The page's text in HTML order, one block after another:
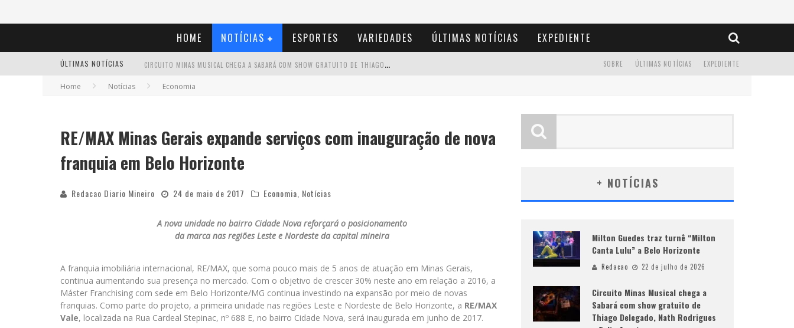
HOME NOTÍCIAS ESPORTES VARIEDADES ÚLTIMAS NOTÍCIAS EXPEDIENTE
ÚLTIMAS NOTÍCIAS C
IRCUITO MINAS MUSICAL CHEGA A SABARÁ COM SHOW GRATUITO DE THIAGO DELEGADO, NATH RODRIGUES E TULIO ARAUJO
MILTON GUEDES TRAZ TURNÊ “MILTON CANTA LULU” A BELO HORIZONTE
EXPEDIENTE
ÚLTIMAS NOTÍCIAS
SOBRE
Home Notícias Economia
RE/MAX Minas Gerais expande serviços com inauguração de nova
franquia em Belo Horizonte
Redacao Diario Mineiro 24 de maio de 2017 Economia Notícias
A nova unidade no bairro Cidade Nova reforçará o posicionamento
da marca nas regiões Leste e Nordeste da capital mineira
A franquia imobiliária internacional, RE/MAX, que soma pouco mais de 5 anos de atuação em Minas Gerais,
continua aumentando sua presença no mercado. Com o objetivo de crescer 30% neste ano em relação a 2016, a
Máster Franchising com sede em Belo Horizonte/MG continua investindo na expansão por meio de novas
franquias. Como parte do projeto, a primeira unidade nas regiões Leste e Nordeste de Belo Horizonte, a RE/MAX
Vale, localizada na Rua Cardeal Stepinac, nº 688 E, no bairro Cidade Nova, será inaugurada em junho de 2017.
+ NOTÍCIAS
Milton Guedes traz turnê “Milton
Canta Lulu” a Belo Horizonte
Redacao 22 de julho de 2026
Circuito Minas Musical chega a
Sabará com show gratuito de
Thiago Delegado, Nath Rodrigues